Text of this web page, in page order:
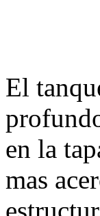
El
en la
mas